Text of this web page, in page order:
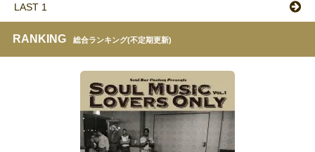
LAST 1
RANKING 総合ランキング(不定期更新)